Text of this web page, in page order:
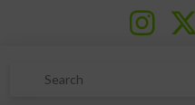
Search